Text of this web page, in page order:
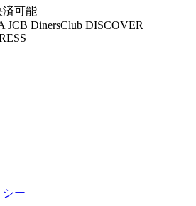
済可能
シー